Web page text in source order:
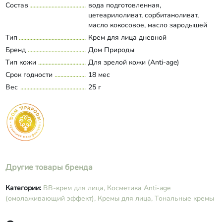
Состав
вода подготовленная,
цетеарилоливат, сорбитаноливат,
масло кокосовое, масло зародышей
пшеницы, магния стеарат,
триглицериды каприлик/каприк,
диоксид титана, цетеариловый спирт,
аллантоин, Д-пантенол, сквалан,
миоксинол, коллаген, кислота
гиалуроновая высокомолекулярная,
Развернуть состав
Тип
Крем для лица дневной
Бренд
Дом Природы
Тип кожи
Для зрелой кожи (Anti-age)
Срок годности
18 мес
Вес
25 г
Другие товары бренда
Категории: ВВ-крем для лица, Косметика Anti-age
(омолаживающий эффект), Кремы для лица, Тональные кремы